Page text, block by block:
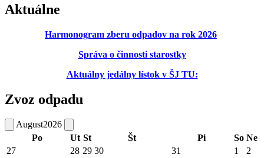
Aktuálne
Harmonogram zberu odpadov na rok 2026
Správa o činnosti starostky
Aktuálny jedálny lístok v ŠJ TU:
Zvoz odpadu
August2026
Po
Ut St Št Pi So Ne
27
28 29 30 31 1 2